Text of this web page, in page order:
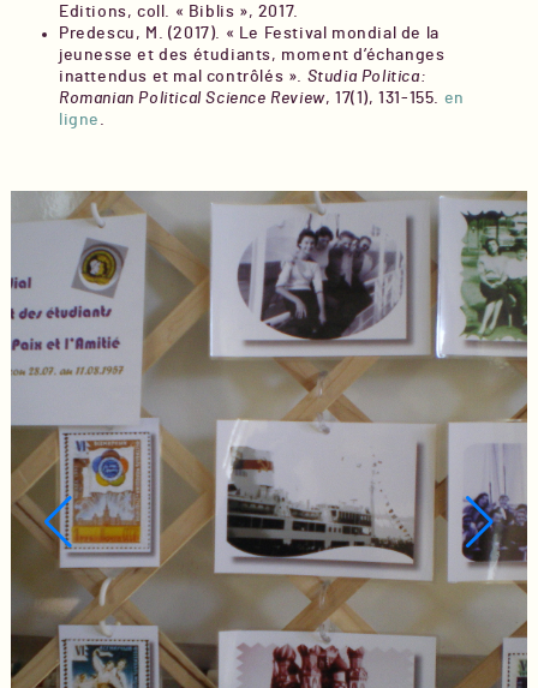
Editions, coll. « Biblis », 2017.
Predescu, M. (2017). « Le Festival mondial de la
jeunesse et des étudiants, moment d’échanges
inattendus et mal contrôlés ». Studia Politica:
Romanian Political Science Review, 17(1), 131-155. en
ligne .